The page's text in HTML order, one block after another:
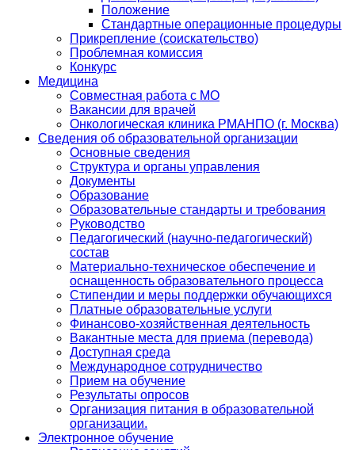
Положение
Стандартные операционные процедуры
Прикрепление (соискательство)
Проблемная комиссия
Конкурс
Медицина
Совместная работа с МО
Вакансии для врачей
Онкологическая клиника РМАНПО (г. Москва)
Сведения об образовательной организации
Основные сведения
Структура и органы управления
Документы
Образование
Образовательные стандарты и требования
Руководство
Педагогический (научно-педагогический)
состав
Материально-техническое обеспечение и
оснащенность образовательного процесса
Стипендии и меры поддержки обучающихся
Платные образовательные услуги
Финансово-хозяйственная деятельность
Вакантные места для приема (перевода)
Доступная среда
Международное сотрудничество
Прием на обучение
Результаты опросов
Организация питания в образовательной
организации.
Электронное обучение